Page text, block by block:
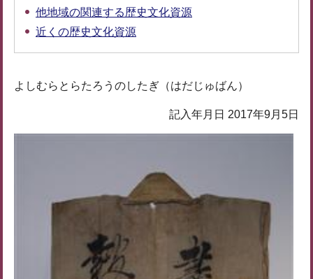
他地域の関連する歴史文化資源
近くの歴史文化資源
よしむらとらたろうのしたぎ（はだじゅばん）
記入年月日 2017年9月5日